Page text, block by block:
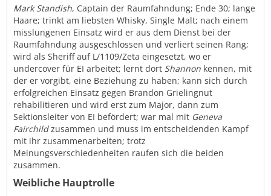
Mark Standish, Captain der Raumfahndung; Ende 30; lange
Haare; trinkt am liebsten Whisky, Single Malt; nach einem
misslungenen Einsatz wird er aus dem Dienst bei der
Raumfahndung ausgeschlossen und verliert seinen Rang;
wird als Sheriff auf L/1109/Zeta eingesetzt, wo er
undercover für EI arbeitet; lernt dort Shannon kennen, mit
der er vorgibt, eine Beziehung zu haben; kann sich durch
erfolgreichen Einsatz gegen Brandon Grielingnut
rehabilitieren und wird erst zum Major, dann zum
Sektionsleiter von EI befördert; war mal mit Geneva
Fairchildzusammen und muss im entscheidenden Kampf
mit ihr zusammenarbeiten; trotz
Meinungsverschiedenheiten raufen sich die beiden
zusammen.
Weibliche Hauptrolle